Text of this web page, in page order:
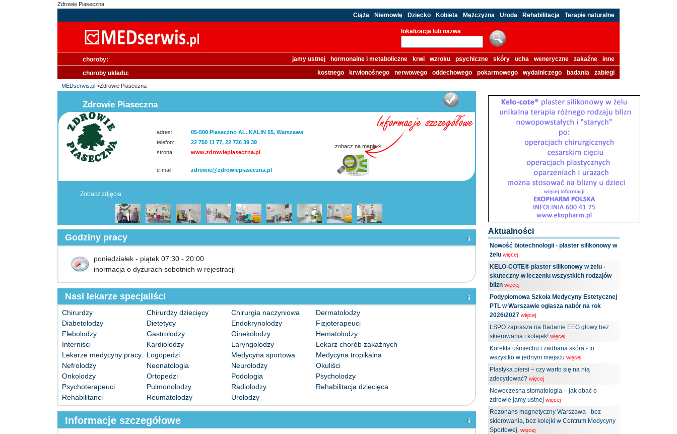
Zdrowie Piaseczna
Ciąża Niemowlę Dziecko Kobieta Mężczyzna Uroda Rehabilitacja Terapie naturalne
lokalizacja lub nazwa
choroby: jamy ustnej hormonalne i metaboliczne krwi wzroku psychiczne skóry ucha weneryczne zakaźne
inne
choroby układu:
kostnego krwionośnego nerwowego oddechowego pokarmowego wydalniczego badania zabiegi
MEDserwis.pl >Zdrowie Piaseczna
Zdrowie Piaseczna
adres:
05-500 Piaseczno AL. KALIN 55, Warszawa
telefon:
22 750 11 77, 22 726 39 39
strona:
www.zdrowiepiaseczna.pl
e-mail: zdrowie@zdrowiepiaseczna.pl
zobacz na mapie »
Zobacz zdjęcia
Godziny pracy
poniedziałek - piątek 07:30 - 20:00
inormacja o dyżurach sobotnich w rejestracji
Nasi lekarze specjaliści
Chirurdzy Chirurdzy dziecięcy Chirurgia naczyniowa
Dermatolodzy
Diabetolodzy
Dietetycy Endokrynolodzy
Fizjoterapeuci
Flebolodzy
Gastrolodzy Ginekolodzy
Hematolodzy
Interniści
Kardiolodzy Laryngolodzy
Lekarz chorób zakaźnych
Lekarze medycyny pracy
Logopedzi Medycyna sportowa
Medycyna tropikalna
Nefrolodzy
Neonatologia Neurolodzy
Okuliści
Onkolodzy
Ortopedzi Podologia
Psycholodzy
Psychoterapeuci
Pulmonolodzy Radiolodzy
Rehabilitacja dziecięca
Rehabilitanci
Reumatolodzy Urolodzy
Informacje szczegółowe
Aktualności
Nowość biotechnologii - plaster silikonowy w
żelu więcej
KELO-COTE® plaster silikonowy w żelu -
skuteczny w leczeniu wszystkich rodzajów
blizn więcej
Podyplomowa Szkoła Medycyny Estetycznej
PTL w Warszawie ogłasza nabór na rok
2026/2027 więcej
LSPO zaprasza na Badanie EEG głowy bez
skierowania i kolejek! więcej
Korekta uśmiechu i zadbana skóra - to
wszystko w jednym miejscu więcej
Plastyka piersi – czy warto się na nią
zdecydować? więcej
Nowoczesna stomatologia – jak dbać o
zdrowie jamy ustnej więcej
Rezonans magnetyczny Warszawa - bez
skierowania, bez kolejki w Centrum Medycyny
Sportowej. więcej